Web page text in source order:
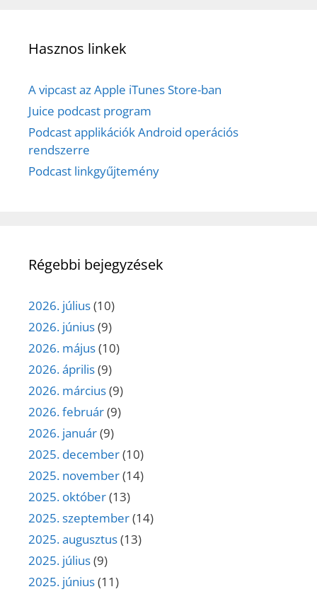
Hasznos linkek
A vipcast az Apple iTunes Store-ban
Juice podcast program
Podcast applikációk Android operációs
rendszerre
Podcast linkgyűjtemény
Régebbi bejegyzések
2026. július(10)
2026. június(9)
2026. május(10)
2026. április(9)
2026. március(9)
2026. február(9)
2026. január(9)
2025. december(10)
2025. november(14)
2025. október(13)
2025. szeptember(14)
2025. augusztus(13)
2025. július(9)
2025. június(11)